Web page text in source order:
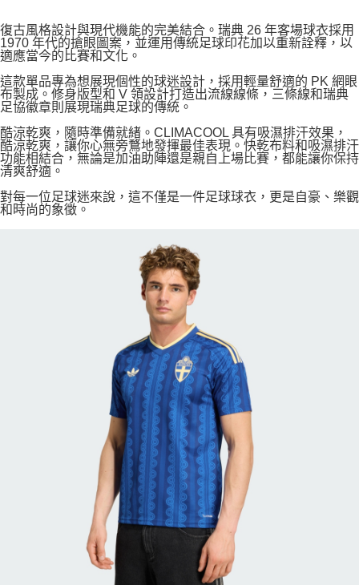
復古風格設計與現代機能的完美結合。瑞典 26 年客場球衣採用
1970 年代的搶眼圖案，並運用傳統足球印花加以重新詮釋，以
適應當今的比賽和文化。
這款單品專為想展現個性的球迷設計，採用輕量舒適的 PK 網眼
布製成。修身版型和 V 領設計打造出流線線條，三條線和瑞典
足協徽章則展現瑞典足球的傳統。
酷涼乾爽，隨時準備就緒。CLIMACOOL 具有吸濕排汗效果，
酷涼乾爽，讓你心無旁鶩地發揮最佳表現。快乾布料和吸濕排汗
功能相結合，無論是加油助陣還是親自上場比賽，都能讓你保持
清爽舒適。
對每一位足球迷來說，這不僅是一件足球球衣，更是自豪、樂觀
和時尚的象徵。